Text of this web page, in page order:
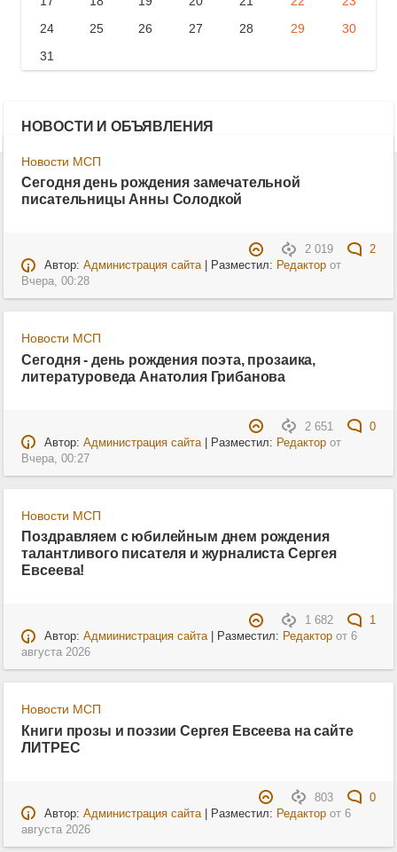
24
25 26 27 28 29
30
31
НОВОСТИ И ОБЪЯВЛЕНИЯ
Новости МСП
Сегодня день рождения замечательной
писательницы Анны Солодкой
2 019
2
Автор: Администрация сайта| Разместил: Редакторот
Вчера, 00:28
Новости МСП
Сегодня - день рождения поэта, прозаика,
литературоведа Анатолия Грибанова
2 651
0
Автор: Администрация сайта| Разместил: Редакторот
Вчера, 00:27
Новости МСП
Поздравляем с юбилейным днем рождения
талантливого писателя и журналиста Сергея
Евсеева!
1 682
1
Автор: Адмиинистрация сайта| Разместил: Редакторот 6
августа 2026
Новости МСП
Книги прозы и поэзии Сергея Евсеева на сайте
ЛИТРЕС
803
0
Автор: Администрация сайта| Разместил: Редакторот 6
августа 2026